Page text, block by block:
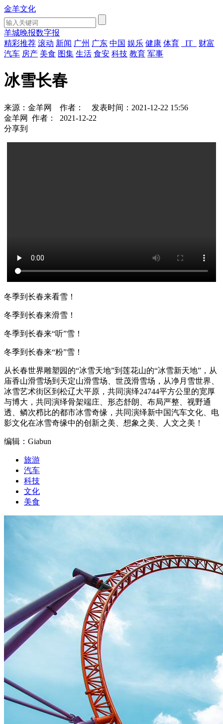
金羊文化
羊城晚报数字报
精彩推荐 滚动 新闻 广州 广东 中国 娱乐 健康 体育 IT
财富
汽车 房产 美食 图集 生活 食安 科技 教育 军事
冰雪长春
来源：金羊网 作者：
发表时间：2021-12-22 15:56
金羊网
作者：
2021-12-22
分享到
冬季到长春来看雪！
冬季到长春来滑雪！
冬季到长春来“听”雪！
冬季到长春来“粉”雪！
从长春世界雕塑园的“冰雪天地”到莲花山的“冰雪新天地”，从
庙香山滑雪场到天定山滑雪场、世茂滑雪场，从净月雪世界、
冰雪艺术街区到松辽大平原，共同演绎24744平方公里的宽厚
与博大，共同演绎骨架端庄、形态舒朗、布局严整、视野通
透、鳞次栉比的都市冰雪奇缘，共同演绎新中国汽车文化、电
影文化在冰雪奇缘中的创新之美、想象之美、人文之美！
编辑：Giabun
旅游
汽车
科技
文化
美食